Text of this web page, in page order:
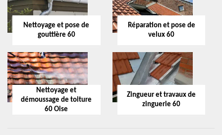
Nettoyage et pose de
gouttière 60
Réparation et pose de
velux 60
Nettoyage et
démoussage de toiture
60 Oise
Zingueur et travaux de
zinguerie 60